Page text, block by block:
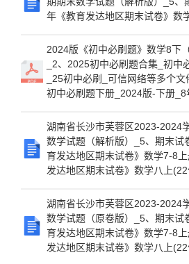
年《教育发达地区期末试卷》数
2024版《初中必刷题》数学8下
_2、2025初中必刷题合集_初中
_25初中必刷_可信网络等多个
初中必刷题下册_2024版-下册_8
湖南省长沙市芙蓉区2023-2024
数学试题（解析版）_5、期末试
育发达地区期末试卷》数学7-8
发达地区期末试卷》数学八上
湖南省长沙市芙蓉区2023-2024
数学试题（原卷版）_5、期末试
育发达地区期末试卷》数学7-8
发达地区期末试卷》数学八上